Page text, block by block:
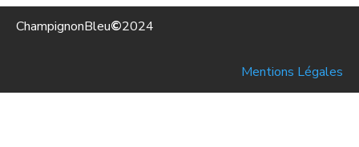
ChampignonBleu©2024
Mentions Légales